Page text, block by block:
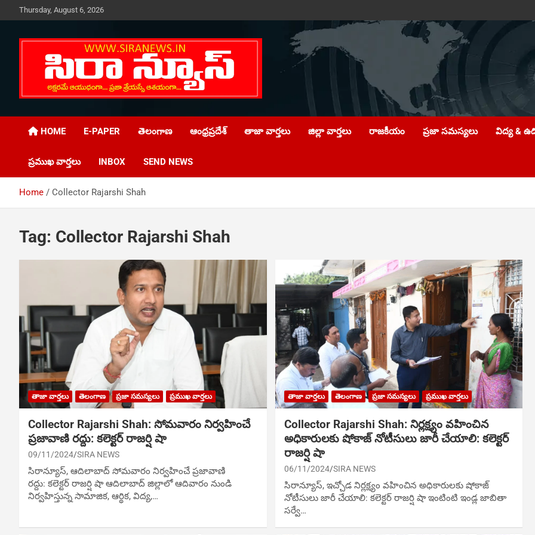
to
Thursday, August 6, 2026
SIRA NEWS
HOME E-PAPER తెలంగాణ ఆంధ్రప్రదేశ్ తాజా వార్తలు జిల్లా వార్తలు రాజకీయం ప్రజా సమస్యలు విద్య &
ప్రముఖ వార్తలు INBOX SEND NEWS
Home Collector Rajarshi Shah
Tag: Collector Rajarshi Shah
తాజా వార్తలు తెలంగాణ ప్రజా సమస్యలు ప్రముఖ వార్తలు
Collector Rajarshi Shah: సోమవారం నిర్వహించే
ప్రజావాణి రద్దు: క‌లెక్ట‌ర్ రాజర్షి షా
09/11/2024 SIRA NEWS
సిరాన్యూస్, ఆదిలాబాద్‌ సోమవారం నిర్వహించే ప్రజావాణి
రద్దు: క‌లెక్ట‌ర్ రాజర్షి షా ఆదిలాబాద్ జిల్లాలో ఆదివారం నుండి
నిర్వహిస్తున్న సామాజిక, ఆర్థిక, విద్య,…
తాజా వార్తలు తెలంగాణ ప్రజా సమస్యలు ప్రముఖ వార్తలు
Collector Rajarshi Shah: నిర్ల‌క్ష్యం వ‌హించిన
అధికారుల‌కు షోకాజ్ నోటీసులు జారీ చేయాలి: క‌లెక్ట‌ర్
రాజర్షి షా
06/11/2024 SIRA NEWS
సిరాన్యూస్, ఇచ్చోడ నిర్ల‌క్ష్యం వ‌హించిన అధికారుల‌కు షోకాజ్
నోటీసులు జారీ చేయాలి: క‌లెక్ట‌ర్ రాజర్షి షా ఇంటింటి ఇండ్ల జాబితా
సర్వే…